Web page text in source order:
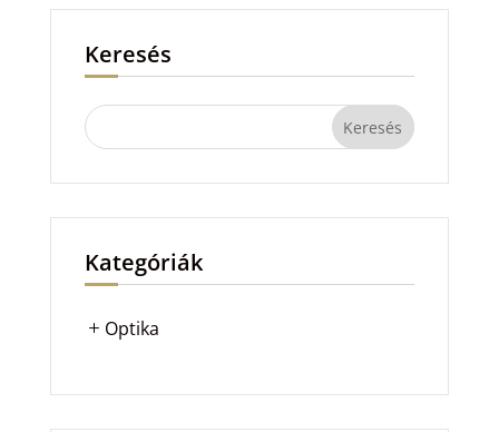
Keresés
Kategóriák
Optika